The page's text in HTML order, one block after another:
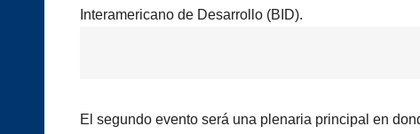
Interamericano de Desarrollo (BID).
El segundo evento será una plenaria principal en